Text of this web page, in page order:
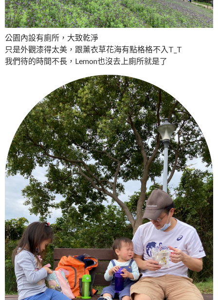
公園內設有廁所，大致乾淨
只是外觀漆得太美，跟薰衣草花海有點格格不入T_T
我們待的時間不長，Lemon也沒去上廁所就是了